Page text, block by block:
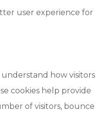
user experience for
how visitors
cookies help provide
of visitors, bounce